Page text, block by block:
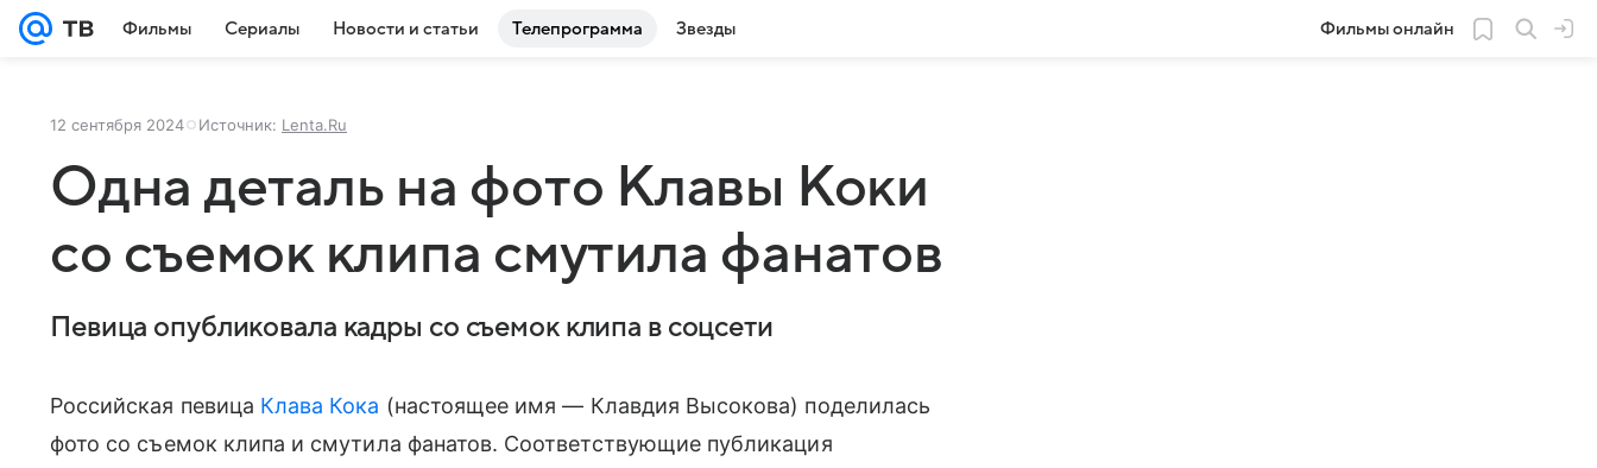
Фильмы Сериалы Новости и статьи Телепрограмма Звезды Фильмы онлайн
12 сентября 2024 Источник: Lenta.Ru
Одна деталь на фото Клавы Коки
со съемок клипа смутила фанатов
Певица опубликовала кадры со съемок клипа в соцсети
Российская певица Клава Кока (настоящее имя — Клавдия Высокова) поделилась
фото со съемок клипа и смутила фанатов. Соответствующие публикация